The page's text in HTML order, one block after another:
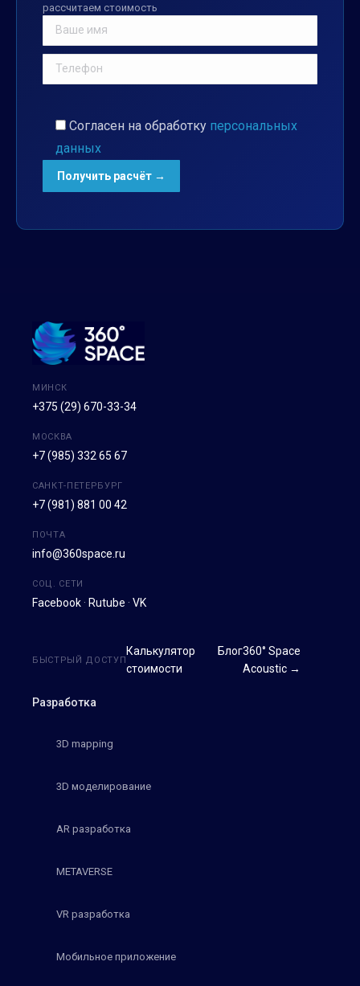
рассчитаем стоимость
Согласен на обработку персональных
данных
МИНСК
+375 (29) 670-33-34
МОСКВА
+7 (985) 332 65 67
САНКТ-ПЕТЕРБУРГ
+7 (981) 881 00 42
ПОЧТА
info@360space.ru
СОЦ. СЕТИ
Facebook · Rutube · VK
Разработка
3D mapping
3D моделирование
AR разработка
METAVERSE
VR разработка
Мобильное приложение
БЫСТРЫЙ ДОСТУП
Калькулятор
стоимости
Блог360° Space
Acoustic →